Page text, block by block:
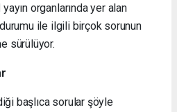
organlarında yer alan
ile ilgili birçok sorunun
sürülüyor.
başlıca sorular şöyle